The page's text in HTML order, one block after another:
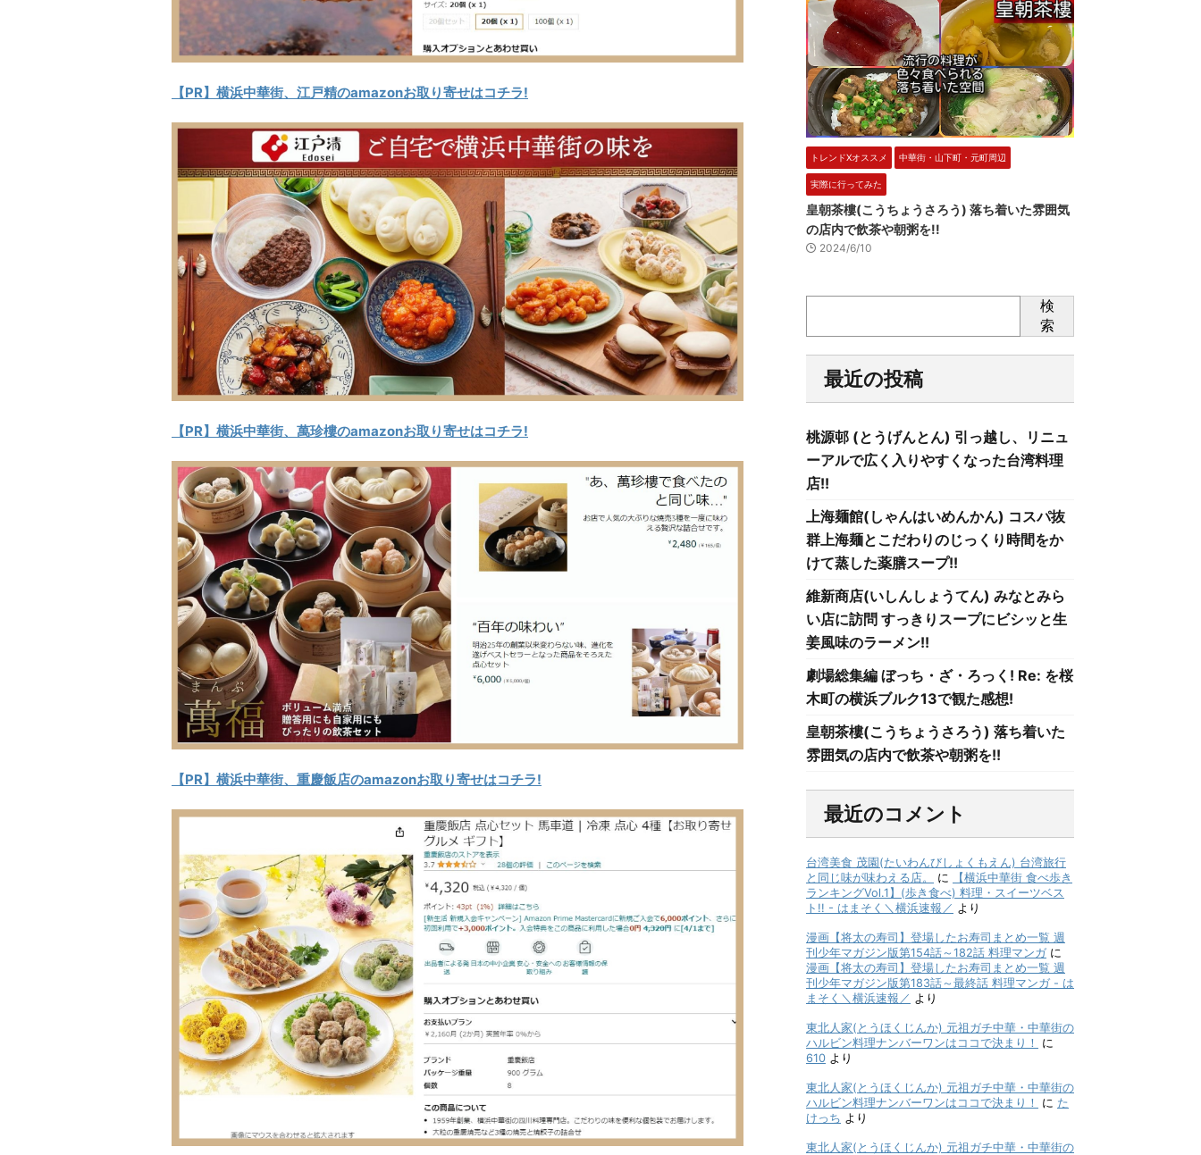
【PR】横浜中華街、江戸精のamazonお取り寄せはコチラ!
【PR】横浜中華街、萬珍樓のamazonお取り寄せはコチラ!
【PR】横浜中華街、重慶飯店のamazonお取り寄せはコチラ!
トレンドXオススメ 中華街・山下町・元町周辺
実際に行ってみた
皇朝茶樓(こうちょうさろう) 落ち着いた雰囲気
の店内で飲茶や朝粥を!!
2024/6/10
検
索
最近の投稿
桃源邨 (とうげんとん) 引っ越し、リニュ
ーアルで広く入りやすくなった台湾料理
店!!
上海麺館(しゃんはいめんかん) コスパ抜
群上海麺とこだわりのじっくり時間をか
けて蒸した薬膳スープ!!
維新商店(いしんしょうてん) みなとみら
い店に訪問 すっきりスープにビシッと生
姜風味のラーメン!!
劇場総集編 ぼっち・ざ・ろっく! Re: を桜
木町の横浜ブルク13で観た感想!
皇朝茶樓(こうちょうさろう) 落ち着いた
雰囲気の店内で飲茶や朝粥を!!
最近のコメント
台湾美食 茂園(たいわんびしょくもえん) 台湾旅行
と同じ味が味わえる店。
に
【横浜中華街 食べ歩き
ランキングVol.1】(歩き食べ) 料理・スイーツベス
ト!! - はまそく＼横浜速報／ より
漫画【将太の寿司】登場したお寿司まとめ一覧 週
刊少年マガジン版第154話～182話 料理マンガ に
漫画【将太の寿司】登場したお寿司まとめ一覧 週
刊少年マガジン版第183話～最終話 料理マンガ - は
まそく＼横浜速報／ より
東北人家(とうほくじんか) 元祖ガチ中華・中華街の
ハルビン料理ナンバーワンはココで決まり！
に
610 より
東北人家(とうほくじんか) 元祖ガチ中華・中華街の
ハルビン料理ナンバーワンはココで決まり！
に た
けっち より
東北人家(とうほくじんか) 元祖ガチ中華・中華街の